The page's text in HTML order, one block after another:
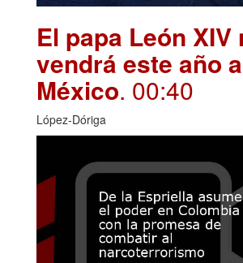
El papa León XIV
vendrá este año a
México. 00:40
López-Dóriga